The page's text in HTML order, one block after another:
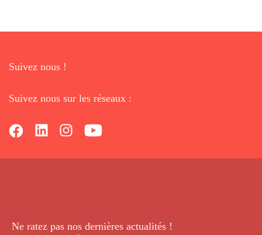
Suivez nous !
Suivez nous sur les réseaux :
Ne ratez pas nos dernières actualités !